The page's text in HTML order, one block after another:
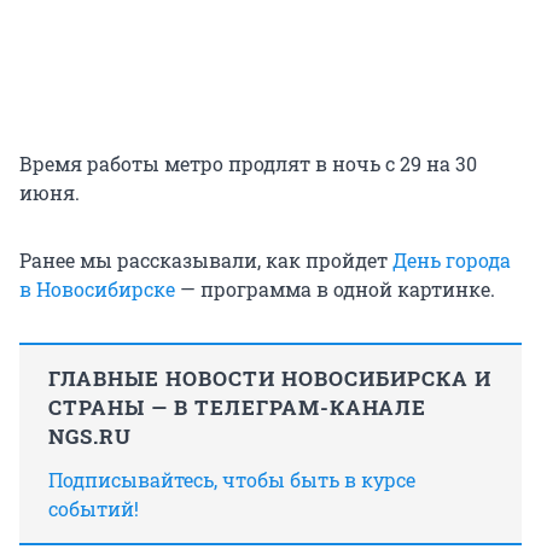
Время работы метро продлят в ночь с 29 на 30
июня.
Ранее мы рассказывали, как пройдетДень города
в Новосибирске — программа в одной картинке.
ГЛАВНЫЕ НОВОСТИ НОВОСИБИРСКА И
СТРАНЫ — В ТЕЛЕГРАМ-КАНАЛЕ
NGS.RU
Подписывайтесь, чтобы быть в курсе
событий!